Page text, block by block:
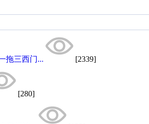
拖三西门... [2339]
[280]